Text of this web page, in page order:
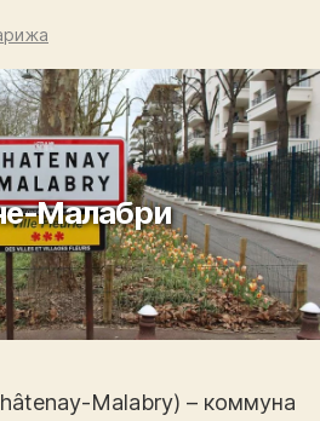
Малабри
Malabry) – коммуна